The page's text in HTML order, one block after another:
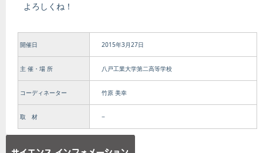
よろしくね！
開催日 2015年3月27日
主 催・場 所 八戸工業大学第二高等学校
コーディネーター 竹原 美幸
取 材 −